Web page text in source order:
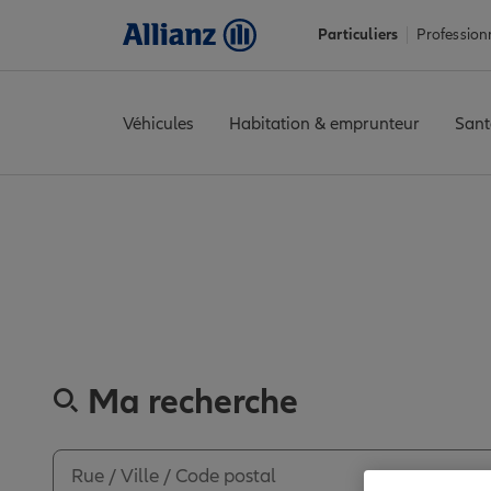
Particuliers
Véhicules Habitation & emprunteur
Ma recherche